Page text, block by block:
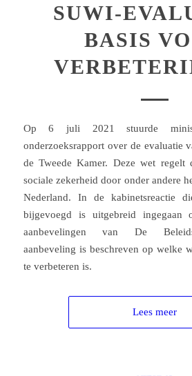
SUWI-
BASIS
Op 6 juli 2021 stuurde
onderzoeksrapport over de evaluatie
de Tweede Kamer. Deze wet regelt
sociale zekerheid door onder andere
Nederland. In de kabinetsreactie
bijgevoegd is uitgebreid ingegaan
aanbevelingen van De
aanbeveling is beschreven op welke
te verbeteren is.
Lees meer